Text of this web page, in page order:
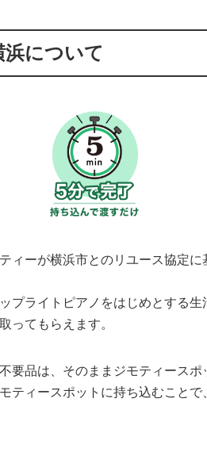
について
ィーが横浜市とのリユース協定
プライトピアノをはじめとする
ってもらえます。
要品は、そのままジモティースポ
ティースポットに持ち込むことで